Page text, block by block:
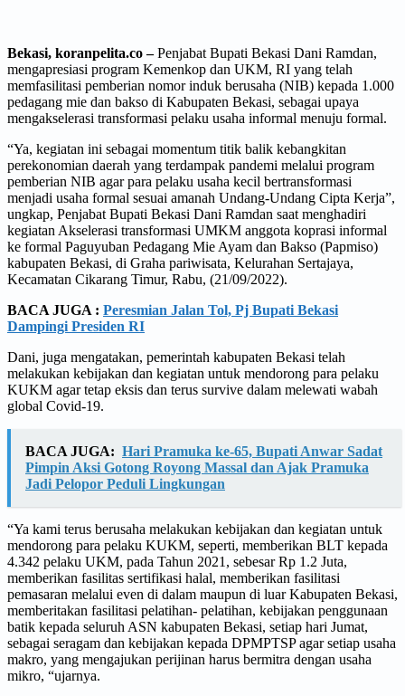
Bekasi, koranpelita.co –Penjabat Bupati Bekasi Dani Ramdan,
mengapresiasi program Kemenkop dan UKM, RI yang telah
memfasilitasi pemberian nomor induk berusaha (NIB) kepada 1.000
pedagang mie dan bakso di Kabupaten Bekasi, sebagai upaya
mengakselerasi transformasi pelaku usaha informal menuju formal.
“Ya, kegiatan ini sebagai momentum titik balik kebangkitan
perekonomian daerah yang terdampak pandemi melalui program
pemberian NIB agar para pelaku usaha kecil bertransformasi
menjadi usaha formal sesuai amanah Undang-Undang Cipta Kerja”,
ungkap, Penjabat Bupati Bekasi Dani Ramdan saat menghadiri
kegiatan Akselerasi transformasi UMKM anggota koprasi informal
ke formal Paguyuban Pedagang Mie Ayam dan Bakso (Papmiso)
kabupaten Bekasi, di Graha pariwisata, Kelurahan Sertajaya,
Kecamatan Cikarang Timur, Rabu, (21/09/2022).
BACA JUGA : Peresmian Jalan Tol, Pj Bupati Bekasi
Dampingi Presiden RI
Dani, juga mengatakan, pemerintah kabupaten Bekasi telah
melakukan kebijakan dan kegiatan untuk mendorong para pelaku
KUKM agar tetap eksis dan terus survive dalam melewati wabah
global Covid-19.
BACA JUGA: Hari Pramuka ke-65, Bupati Anwar Sadat
Pimpin Aksi Gotong Royong Massal dan Ajak Pramuka
Jadi Pelopor Peduli Lingkungan
“Ya kami terus berusaha melakukan kebijakan dan kegiatan untuk
mendorong para pelaku KUKM, seperti, memberikan BLT kepada
4.342 pelaku UKM, pada Tahun 2021, sebesar Rp 1.2 Juta,
memberikan fasilitas sertifikasi halal, memberikan fasilitasi
pemasaran melalui even di dalam maupun di luar Kabupaten Bekasi,
memberitakan fasilitasi pelatihan- pelatihan, kebijakan penggunaan
batik kepada seluruh ASN kabupaten Bekasi, setiap hari Jumat,
sebagai seragam dan kebijakan kepada DPMPTSP agar setiap usaha
makro, yang mengajukan perijinan harus bermitra dengan usaha
mikro, “ujarnya.